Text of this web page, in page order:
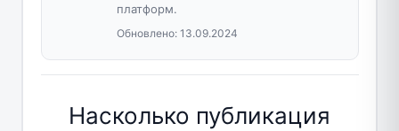
платформ.
Обновлено: 13.09.2024
Насколько публикация